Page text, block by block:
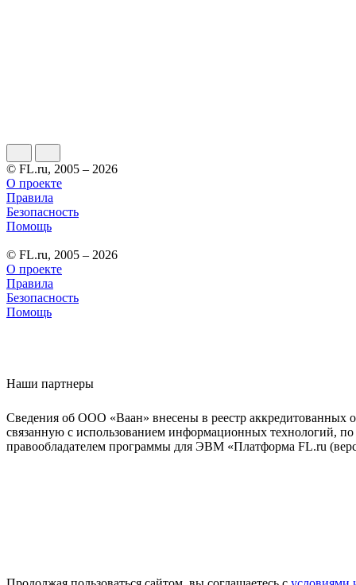
© FL.ru, 2005 – 2026
О проекте
Правила
Безопасность
Помощь
© FL.ru, 2005 – 2026
О проекте
Правила
Безопасность
Помощь
Наши партнеры
Сведения об ООО «Ваан» внесены в реестр аккредитованных
связанную с использованием информационных технологий,
правообладателем программы для ЭВМ «Платформа FL.ru